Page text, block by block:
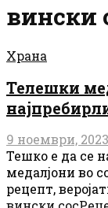
вински
Храна
Телешки
9 ноември, 2023
Тешко е да се
медалјони во
рецепт,